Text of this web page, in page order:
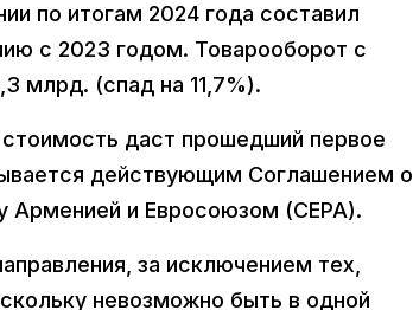
по итогам 2024 года составил
с 2023 годом. Товарооборот с
млрд. (спад на 11,7%).
даст прошедший первое
действующим Соглашением о
и Евросоюзом (CEPA).
за исключением тех,
невозможно быть в одной